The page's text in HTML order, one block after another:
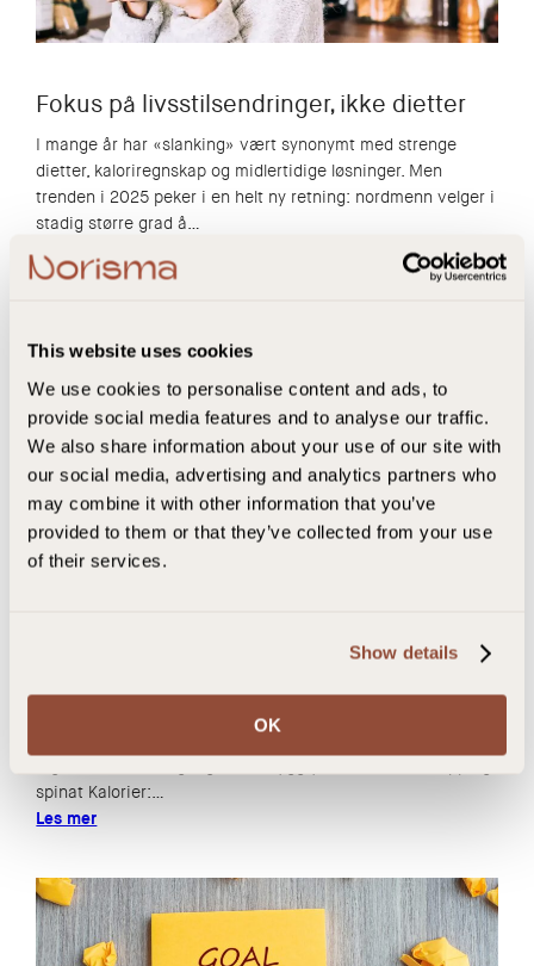
This website uses cookies
We use cookies to personalise content and ads, to
provide social media features and to analyse our traffic.
We also share information about your use of our site with
our social media, advertising and analytics partners who
may combine it with other information that you’ve
provided to them or that they’ve collected from your use
of their services.
Show details
OK
Fokus på livsstilsendringer, ikke dietter
I mange år har «slanking» vært synonymt med strenge
dietter, kaloriregnskap og midlertidige løsninger. Men
trenden i 2025 peker i en helt ny retning: nordmenn velger i
stadig større grad å…
Les mer
Kalorier: ca. 410 kcal Ingredienser Fremgangsmåte
Kalkunburger med grillet mais og salat Kalorier: ca. 440 kcal
spinat Kalorier:…
Les mer